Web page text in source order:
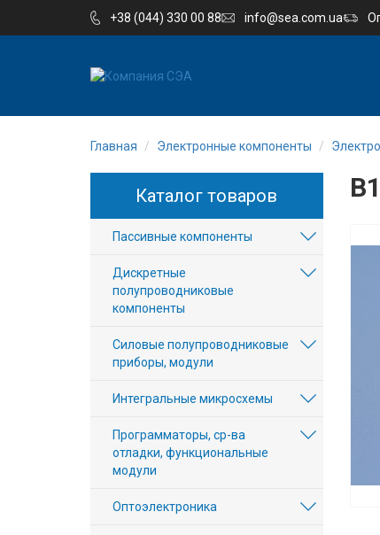
+38 (044) 330 00 88 info@sea.com.ua
Компания
Производство
Услуги
Вакансии
авторизация
Главная Электронные компоненты
Каталог товаров
Пассивные компоненты
Дискретные
полупроводниковые
компоненты
Силовые полупроводниковые
приборы, модули
Интегральные микросхемы
Программаторы, ср-ва
отладки, функциональные
модули
Оптоэлектроника